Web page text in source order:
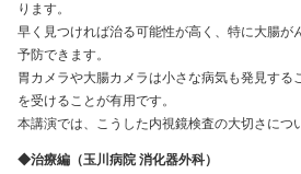
ります。
早く見つければ治る可能性が高く、特に大腸が
予防できます。
胃カメラや大腸カメラは小さな病気も発見する
を受けることが有用です。
本講演では、こうした内視鏡検査の大切さにつ
◆治療編（玉川病院 消化器外科）